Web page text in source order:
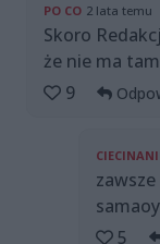
PO CO 2 lata temu
Skoro
że nie ma
9
5